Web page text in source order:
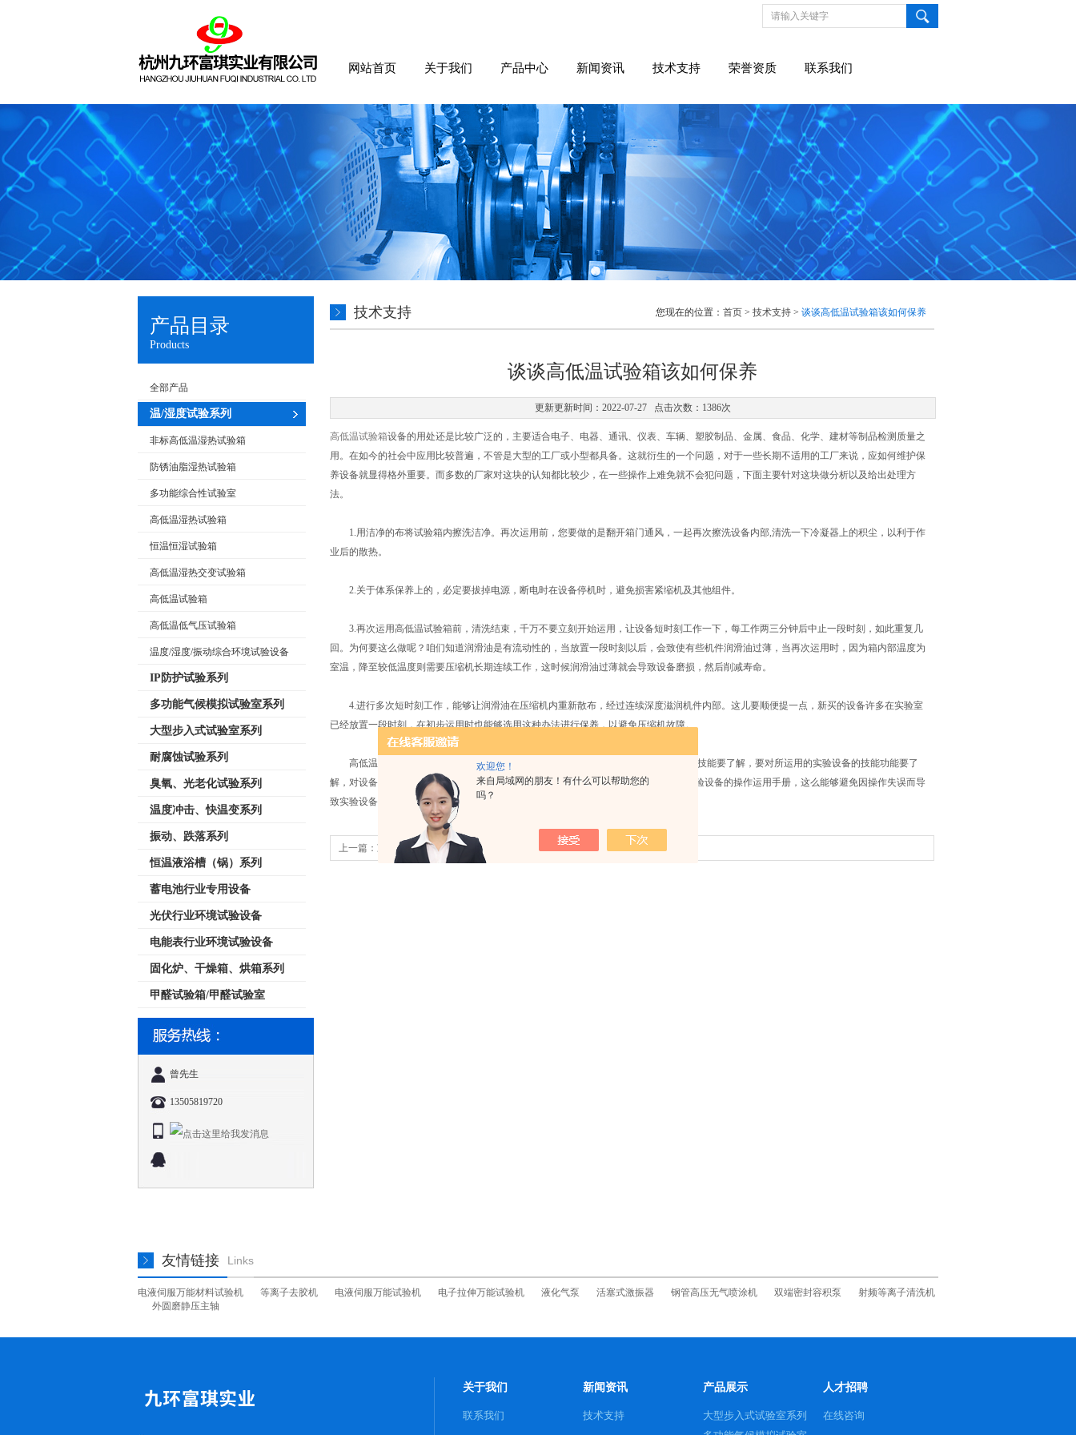
欢迎您！
来自局域网的朋友！有什么可以帮助您的
吗？
网站首页 关于我们 产品中心 新闻资讯 技术支持 荣誉资质 联系我们
产品目录
Products
全部产品
温/湿度试验系列
非标高低温湿热试验箱
防锈油脂湿热试验箱
多功能综合性试验室
高低温湿热试验箱
恒温恒湿试验箱
高低温湿热交变试验箱
高低温试验箱
高低温低气压试验箱
温度/湿度/振动综合环境试验设备
IP防护试验系列
多功能气候模拟试验室系列
大型步入式试验室系列
耐腐蚀试验系列
臭氧、光老化试验系列
温度冲击、快温变系列
振动、跌落系列
恒温液浴槽（锅）系列
蓄电池行业专用设备
光伏行业环境试验设备
电能表行业环境试验设备
固化炉、干燥箱、烘箱系列
甲醛试验箱/甲醛试验室
曾先生
13505819720
技术支持 您现在的位置： 首页 > 技术支持 > 谈谈高低温试验箱该如何保养
谈谈高低温试验箱该如何保养
更新更新时间：2022-07-27 点击次数：1386次
高低温试验箱设备的用处还是比较广泛的，主要适合电子、电器、通讯、仪表、车辆、塑胶制品、金属、食品、化学、建材等制品检测质量之
用。在如今的社会中应用比较普遍，不管是大型的工厂或小型都具备。这就衍生的一个问题，对于一些长期不适用的工厂来说，应如何维护保
养设备就显得格外重要。而多数的厂家对这块的认知都比较少，在一些操作上难免就不会犯问题，下面主要针对这块做分析以及给出处理方
法。
1.用洁净的布将试验箱内擦洗洁净。再次运用前，您要做的是翻开箱门通风，一起再次擦洗设备内部,清洗一下冷凝器上的积尘，以利于作
业后的散热。
2.关于体系保养上的，必定要拔掉电源，断电时在设备停机时，避免损害紧缩机及其他组件。
3.再次运用高低温试验箱前，清洗结束，千万不要立刻开始运用，让设备短时刻工作一下，每工作两三分钟后中止一段时刻，如此重复几
回。为何要这么做呢？咱们知道润滑油是有流动性的，当放置一段时刻以后，会致使有些机件润滑油过薄，当再次运用时，因为箱内部温度为
室温，降至较低温度则需要压缩机长期连续工作，这时候润滑油过薄就会导致设备磨损，然后削减寿命。
4.进行多次短时刻工作，能够让润滑油在压缩机内重新散布，经过连续深度滋润机件内部。这儿要顺便提一点，新买的设备许多在实验室
已经放置一段时刻，在初步运用时也能够选用这种办法进行保养，以避免压缩机故障。
高低温试验箱在做环境实验时，对所需实验的样品功能、实验条件/实验程序和实验技能要了解，要对所运用的实验设备的技能功能要了
解，对设备的结构要有所了解，尤其是对操控器的操作及功能要了解。还要仔细阅读实验设备的操作运用手册，这么能够避免因操作失误而导
致实验设备的不正常工作，导致实验样品的损坏，实验数据的不准确。
上一篇： 冷热冲击试验箱工作系统的简介​ 下一篇： 什么是耐黄变？
友情链接 Links
电液伺服万能材料试验机 等离子去胶机 电液伺服万能试验机 电子拉伸万能试验机 液化气泵 活塞式激振器 钢管高压无气喷涂机 双端密封容积泵
射频等离子清洗机
外圆磨静压主轴
关于我们
联系我们
新闻资讯
技术支持
产品展示
大型步入式试验室系列
人才招聘
在线咨询